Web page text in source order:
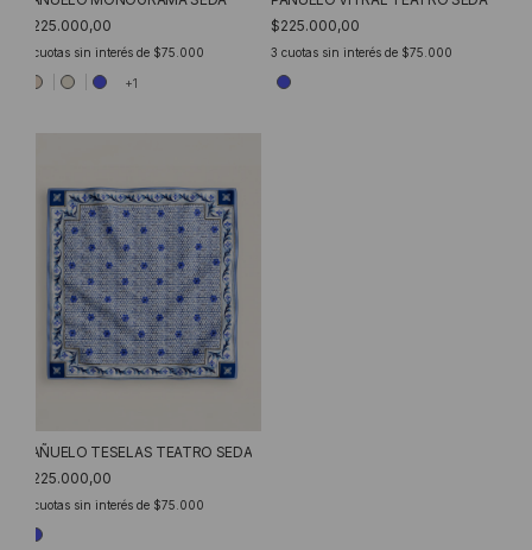
$225.000,00
cuotas sin interés de $75.000
+1
$225.000,00
3 cuotas sin interés de $75.000
PAÑUELO TESELAS TEATRO SEDA
$225.000,00
cuotas sin interés de $75.000